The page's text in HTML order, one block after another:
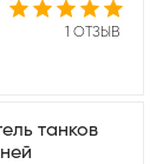
1 ОТЗЫВ
танков